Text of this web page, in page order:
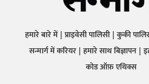
हमारे बारे में प्राइवेसी पालिसी कुकी
सन्मार्ग में करियर हमारे साथ बिज्ञापन
कोड ऑफ़ एथिक्स